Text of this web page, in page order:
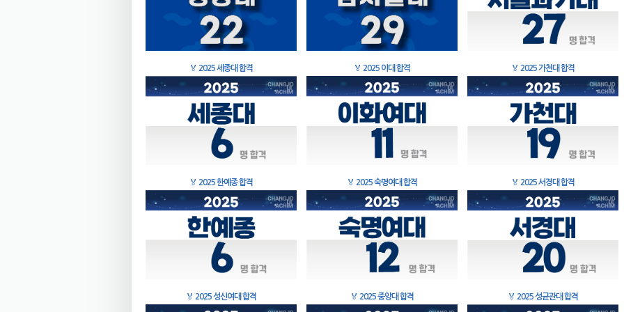
🏅 2025 세종대 합격 🏅 2025 이대 합격 🏅 2025 가천대 합격
🏅 2025 한예종 합격 🏅 2025 숙명여대 합격 🏅 2025 서경대 합격
🏅 2025 성신여대 합격 🏅 2025 중앙대 합격 🏅 2025 성균관대 합격